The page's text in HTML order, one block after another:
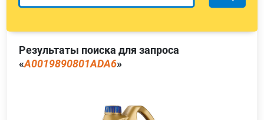
Результаты поиска для запроса
«A0019890801ADA6»